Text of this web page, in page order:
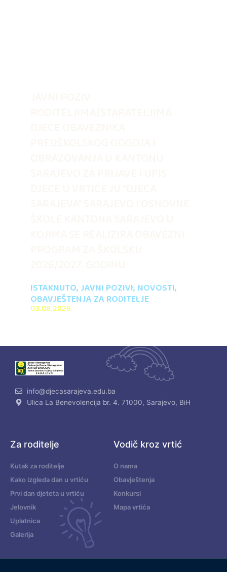
ISTAKNUTO, JAVNI POZIVI, NOVOSTI,
OBAVJEŠTENJA ZA RODITELJE
03.08.2026
info@djecasarajeva.edu.ba
Ulica La Benevolencija br. 4. 71000, Sarajevo, BiH
Za roditelje
Kutak za roditelje
Kako izgleda dan u vrtiću
Prvi dan djeteta u vrtiću
Jelovnik
Uplatnica
Galerija
Vodič kroz vrtić
O nama
Obavještenja
Konkursi
Mapa vrtića